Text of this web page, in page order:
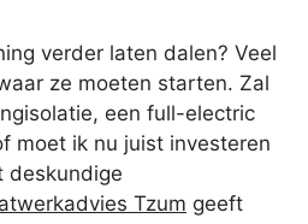
verder laten dalen? Veel
ze moeten starten. Zal
een full-electric
moet ik nu juist investeren
deskundige
Tzum geeft